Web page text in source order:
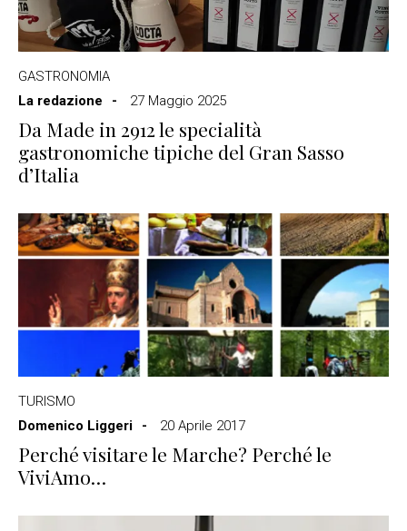
GASTRONOMIA
La redazione
27 Maggio 2025
Da Made in 2912 le specialità
gastronomiche tipiche del Gran Sasso
d’Italia
TURISMO
Domenico Liggeri
20 Aprile 2017
Perché visitare le Marche? Perché le
ViviAmo…